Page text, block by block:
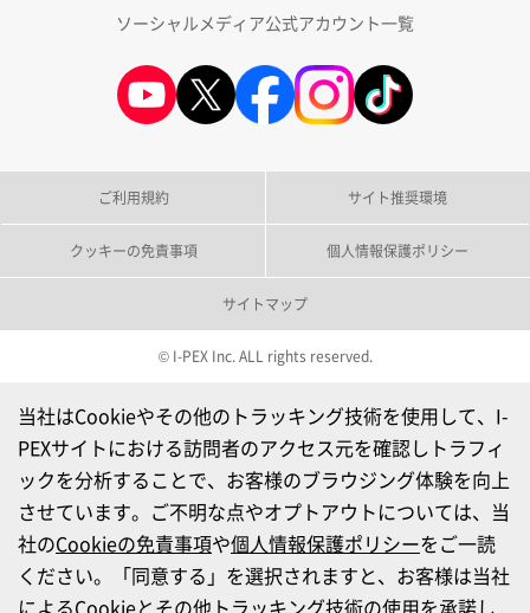
当社はCookieやその他のトラッキング技術を使用して、I-
PEXサイトにおける訪問者のアクセス元を確認しトラフィ
ックを分析することで、お客様のブラウジング体験を向上
させています。ご不明な点やオプトアウトについては、当
社のCookieの免責事項や個人情報保護ポリシーをご一読
ください。「同意する」を選択されますと、お客様は当社
によるCookieとその他トラッキング技術の使用を承諾し
ソーシャルメディア公式アカウント一覧
ご利用規約 サイト推奨環境
クッキーの免責事項 個人情報保護ポリシー
サイトマップ
© I-PEX Inc. ALL rights reserved.